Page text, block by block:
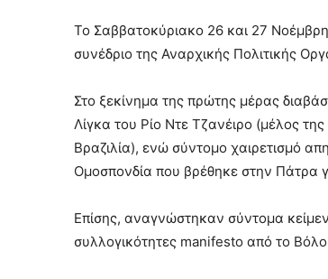
Το Σαββατοκύριακο 26 και 27
συνέδριο της Αναρχικής Πολιτικής
Στο ξεκίνημα της πρώτης μέρας
Λίγκα του Ρίο Ντε Τζανέιρο (μέλος
Βραζιλία), ενώ σύντομο χαιρετισμό
Ομοσπονδία που βρέθηκε στην Πάτρα
Επίσης, αναγνώστηκαν σύντομα
συλλογικότητες manifesto από το Βόλο